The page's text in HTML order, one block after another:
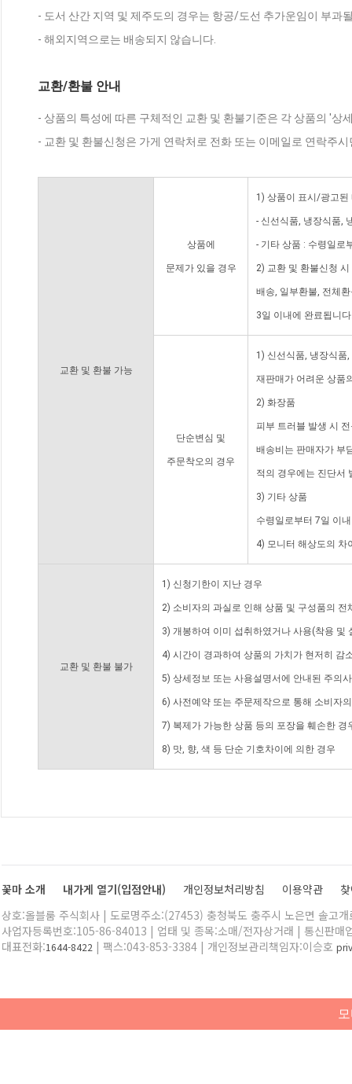
- 도서 산간 지역 및 제주도의 경우는 항공/도선 추가운임이 부과
- 해외지역으로는 배송되지 않습니다.
교환/환불 안내
- 상품의 특성에 따른 구체적인 교환 및 환불기준은 각 상품의 '상
- 교환 및 환불신청은 가게 연락처로 전화 또는 이메일로 연락주
교환 및 환불 가능
상품에
문제가 있을 경우
1) 상품이 표시/광고된
- 신선식품, 냉장식품,
- 기타 상품 : 수령일로
2) 교환 및 환불신청
배송, 일부환불, 전체
3일 이내에 완료됩니
단순변심 및
주문착오의 경우
1) 신선식품, 냉장식품
재판매가 어려운 상품
2) 화장품
피부 트러블 발생 시
배송비는 판매자가 부
적의 경우에는 진단서
3) 기타 상품
수령일로부터 7일 이
4) 모니터 해상도의 차
교환 및 환불 불가
1) 신청기한이 지난 경우
2) 소비자의 과실로 인해 상품 및 구성품의
3) 개봉하여 이미 섭취하였거나 사용(착용 및
4) 시간이 경과하여 상품의 가치가 현저히 감
5) 상세정보 또는 사용설명서에 안내된 주의
6) 사전예약 또는 주문제작으로 통해 소비자
7) 복제가 가능한 상품 등의 포장을 훼손한 경
8) 맛, 향, 색 등 단순 기호차이에 의한 경우
꽃마 소개 내가게 열기(입점안내) 개인정보처리방침 이용약관
상호:올블룸 주식회사 | 도로명주소:(27453) 충청북도 충주시 노은면 솔고
사업자등록번호:105-86-84013 | 업태 및 종목:소매/전자상거래 | 통신판매
대표전화:1644-8422 | 팩스:043-853-3384 | 개인정보관리책임자:이승호